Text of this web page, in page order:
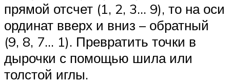
прямой отсчет (1, 2, 3… 9), то на оси
ординат вверх и вниз – обратный
(9, 8, 7… 1). Превратить точки в
дырочки с помощью шила или
толстой иглы.